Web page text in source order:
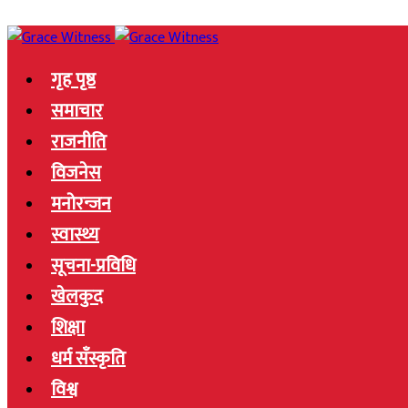
गृह पृष्ठ
समाचार
राजनीति
विजनेस
मनोरन्जन
स्वास्थ्य
सूचना-प्रविधि
खेलकुद
शिक्षा
धर्म सँस्कृति
विश्व